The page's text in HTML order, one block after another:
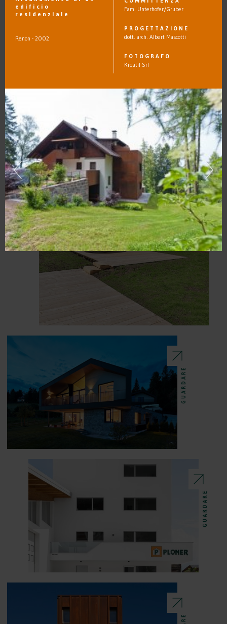
edificio
residenziale
Renon - 2002
Fam. Unterhofer/Gruber
PROGETTAZIONE
dott. arch. Albert Mascotti
FOTOGRAFO
Kreatif Srl
GUARDARE
GUARDARE
GUARDARE